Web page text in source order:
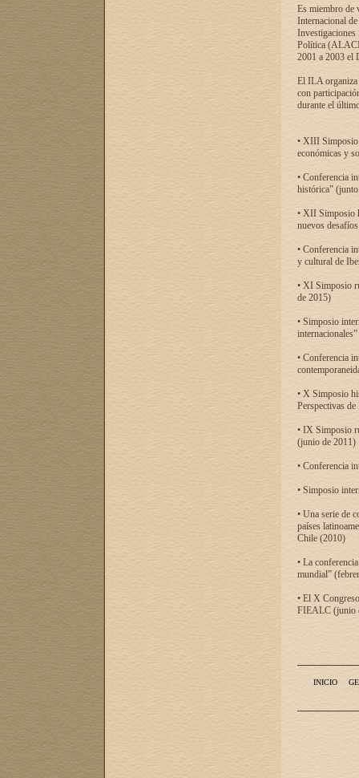
Es miembro de
Internacional
Investigaciones
Política
2001 a 2003 el
El ILA organiza
con
durante el
• XIII Simposio
económicas y
• Conferencia
histórica”
• XII Simposio
nuevos
• Conferencia
y cultural de
• XI Simposio
de 2015)
• Simposio
• Conferencia
• X Simposio
Perspectivas
• IX Simposio
(junio de 2011)
• Conferencia
• Simposio
• Una serie de
países
Chile (2010)
• La
mundial”
• El X
FIEALC (junio
INICIO